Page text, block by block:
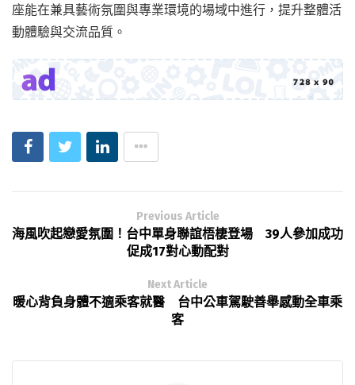
座能在兼具藝術氛圍與專業環境的場域中進行，提升整體活
動體驗與交流品質。
Previous Article
海風吹起戀愛氛圍！台中單身聯誼梧棲登場 39人參加成功
促成17對心動配對
Next Article
暖心背負身體不適乘客就醫 台中公車駕駛善舉感動全車乘
客